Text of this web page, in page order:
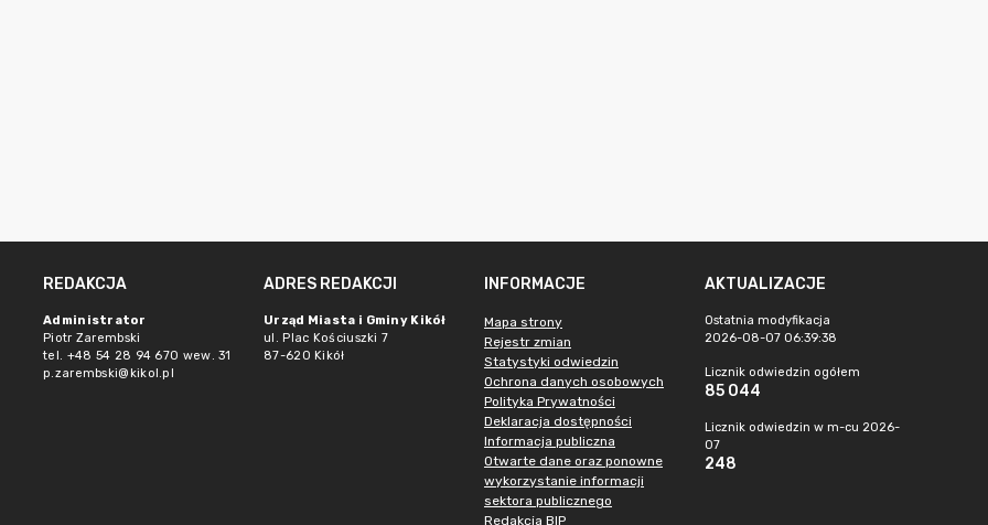
REDAKCJA
Administrator
Piotr Zarembski
tel. +48 54 28 94 670 wew. 31
p.zarembski@kikol.pl
ADRES REDAKCJI
Urząd Miasta i Gminy Kikół
ul. Plac Kościuszki 7
87-620 Kikół
INFORMACJE
Mapa strony
Rejestr zmian
Statystyki odwiedzin
Ochrona danych osobowych
Polityka Prywatności
Deklaracja dostępności
Informacja publiczna
Otwarte dane oraz ponowne
wykorzystanie informacji
sektora publicznego
Redakcja BIP
AKTUALIZACJE
Ostatnia modyfikacja
2026-08-07 06:39:38
Licznik odwiedzin ogółem
85 044
Licznik odwiedzin w m-cu 2026-
07
248